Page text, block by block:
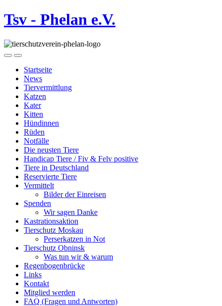
Tsv - Phelan e.V.
Startseite
News
Tiervermittlung
Katzen
Kater
Kitten
Hündinnen
Rüden
Notfälle
Die neusten Tiere
Handicap Tiere / Fiv & Felv positive
Tiere in Deutschland
Reservierte Tiere
Vermittelt
Bilder der Einreisen
Spenden
Wir sagen Danke
Kastrationsaktion
Tierschutz Moskau
Perserkatzen in Not
Tierschutz Obninsk
Was tun wir & warum
Regenbogenbrücke
Links
Kontakt
Mitglied werden
FAQ (Fragen und Antworten)